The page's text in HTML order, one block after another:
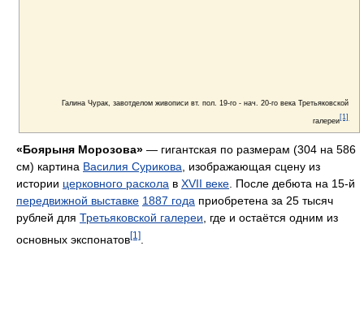
Галина Чурак, завотделом живописи вт. пол. 19-го - нач. 20-го века Третьяковской
галереи[1]
«Боярыня Морозова» — гигантская по размерам (304 на 586
см) картина Василия Сурикова , изображающая сцену из
истории церковного раскола в XVII веке . После дебюта на 15-й
передвижной выставке 1887 года приобретена за 25 тысяч
рублей для Третьяковской галереи , где и остаётся одним из
основных экспонатов[1]